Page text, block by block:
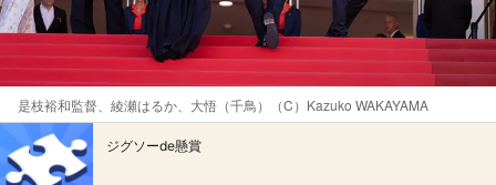
是枝裕和監督、綾瀬はるか、大悟（千鳥）（C）Kazuko WAKAYAMA
ジグソーde懸賞